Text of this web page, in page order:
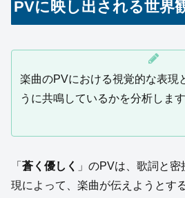
PVに映し出される世界
楽曲のPVにおける視覚的な表現
うに共鳴しているかを分析します
「 蒼く優しく 」のPVは、歌詞と
現によって、楽曲が伝えようとす